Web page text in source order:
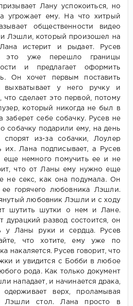
Лану успокоиться, но
угрожает ему. На что хитрый
общественности видео
Лэшли, который произошел на
истерит и рыдает. Русев
это уже перешло границы
и предлагает оформить
Он хочет первым поставить
у него ручку и
что сделает это первой, потому
который никогда не был в
заберет себе собачку. Русев не
собачку подарили ему, на день
спорят из-за собачки, Лоулер
их. Лана подписывает, а Русев
еще немного помучить ее и не
что от Ланы ему нужно еще
не секс, как она подумала. Он
ее горячего любовника Лэшли.
любовник Лэшли и с ходу
шутить шутки о нем и Лане.
дурацкий развод состоится, он
у Ланы руки и сердца. Русев
что хотите, ему уже по
накаляется. Русев говорит, что
и увидится с Бобби в любое
рода. Как только документ
нападает, и начинается драка,
верх, проламывая
Лэшли стол. Лана просто в